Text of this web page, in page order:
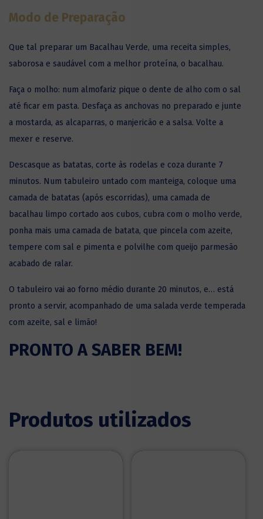
Modo de Preparação
Que tal preparar um Bacalhau Verde, uma receita simples,
saborosa e saudável com a melhor proteína, o bacalhau.
Faça o molho: num almofariz pique o dente de alho com o sal
até ficar em pasta. Desfaça as anchovas no prepa­rado e junte
a mostarda, as alcaparras, o manjericão e a salsa. Volte a
mexer e reserve.
Descasque as batatas, corte às rodelas e coza durante 7
minutos. Num tabuleiro untado com manteiga, coloque uma
camada de batatas (após escorridas), uma camada de
bacalhau limpo cortado aos cubos, cubra com o molho verde,
ponha mais uma camada de batata, que pincela com azeite,
tempere com sal e pimenta e polvilhe com queijo parmesão
acabado de ralar.
O tabuleiro vai ao forno médio durante 20 minutos, e… está
pronto a servir, acompanhado de uma salada verde tem­perada
com azeite, sal e limão!
PRONTO A SABER BEM!
Produtos utilizados